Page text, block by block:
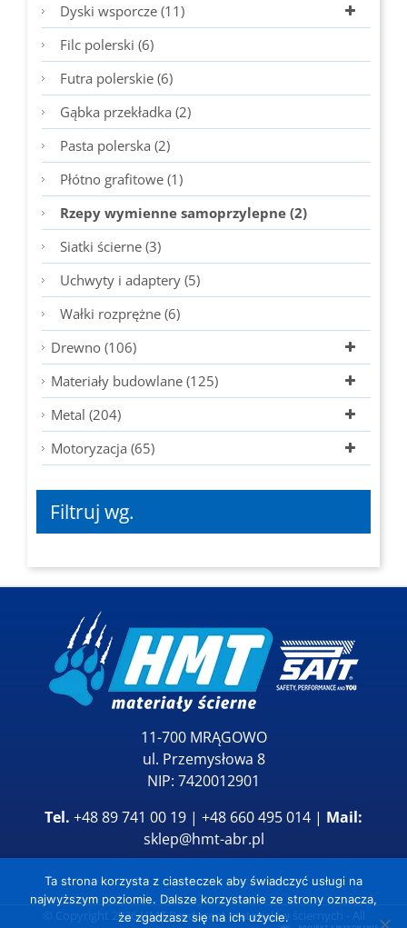
Dyski wsporcze (11)
Filc polerski (6)
Futra polerskie (6)
Gąbka przekładka (2)
Pasta polerska (2)
Płótno grafitowe (1)
Rzepy wymienne samoprzylepne (2)
Siatki ścierne (3)
Uchwyty i adaptery (5)
Wałki rozprężne (6)
Drewno (106)
Materiały budowlane (125)
Metal (204)
Motoryzacja (65)
Filtruj wg.
11-700 MRĄGOWO
ul. Przemysłowa 8
NIP: 7420012901
Tel. +48 89 741 00 19 | +48 660 495 014 | Mail:
sklep@hmt-abr.pl
2026HMT Producent materiałów ściernych
Ta strona korzysta z ciasteczek aby świadczyć usługi na
najwyższym poziomie. Dalsze korzystanie ze strony oznacza,
że zgadzasz się na ich użycie.